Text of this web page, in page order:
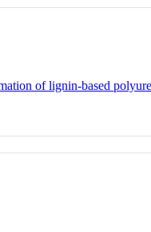
of lignin-based